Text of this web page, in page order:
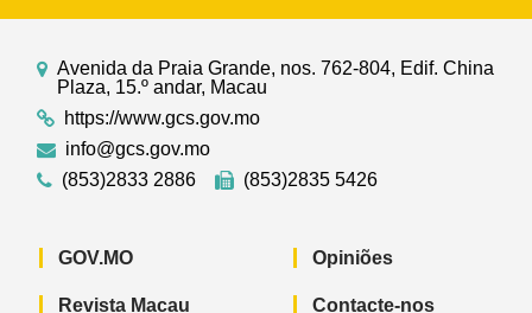
Avenida da Praia Grande, nos. 762-804, Edif. China
Plaza, 15.º andar, Macau
https://www.gcs.gov.mo
info@gcs.gov.mo
(853)2833 2886
(853)2835 5426
GOV.MO
Revista Macau
Opiniões
Contacte-nos